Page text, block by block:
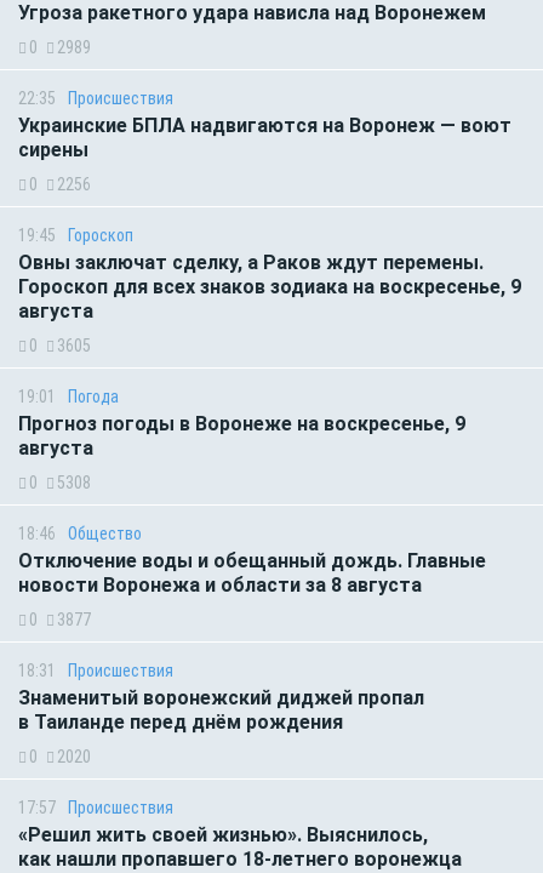
Угроза ракетного удара нависла над Воронежем
0 2989
22:35 Происшествия
Украинские БПЛА надвигаются на Воронеж — воют
сирены
0 2256
19:45 Гороскоп
Овны заключат сделку, а Раков ждут перемены.
Гороскоп для всех знаков зодиака на воскресенье, 9
августа
0 3605
19:01 Погода
Прогноз погоды в Воронеже на воскресенье, 9
августа
0 5308
18:46 Общество
Отключение воды и обещанный дождь. Главные
новости Воронежа и области за 8 августа
0 3877
18:31 Происшествия
Знаменитый воронежский диджей пропал
в Таиланде перед днём рождения
0 2020
17:57 Происшествия
«Решил жить своей жизнью». Выяснилось,
как нашли пропавшего 18-летнего воронежца